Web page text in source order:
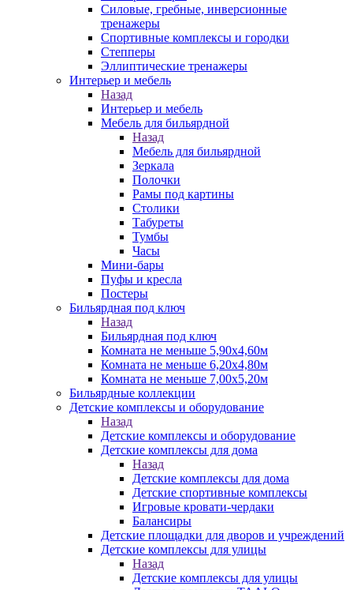
Силовые, гребные, инверсионные
тренажеры
Спортивные комплексы и городки
Степперы
Эллиптические тренажеры
Интерьер и мебель
Назад
Интерьер и мебель
Мебель для бильярдной
Назад
Мебель для бильярдной
Зеркала
Полочки
Рамы под картины
Столики
Табуреты
Тумбы
Часы
Мини-бары
Пуфы и кресла
Постеры
Бильярдная под ключ
Назад
Бильярдная под ключ
Комната не меньше 5,90х4,60м
Комната не меньше 6,20х4,80м
Комната не меньше 7,00х5,20м
Бильярдные коллекции
Детские комплексы и оборудование
Назад
Детские комплексы и оборудование
Детские комплексы для дома
Назад
Детские комплексы для дома
Детские спортивные комплексы
Игровые кровати-чердаки
Балансиры
Детские площадки для дворов и учреждений
Детские комплексы для улицы
Назад
Детские комплексы для улицы